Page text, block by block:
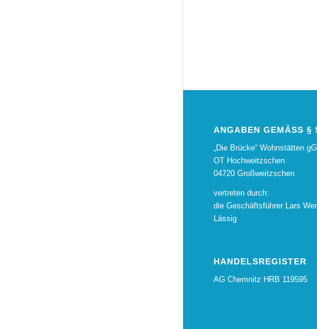
ANGABEN GEMÄSS § 5
„Die Brücke“ Wohnstätten
OT Hochweitzschen
04720 Großweitzschen
vertreten durch:
die Geschäftsführer Lars
Lässig
HANDELSREGISTER
AG Chemnitz HRB 119595